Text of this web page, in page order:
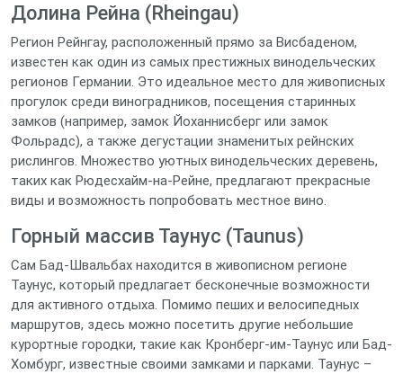
Долина Рейна (Rheingau)
Регион Рейнгау, расположенный прямо за Висбаденом,
известен как один из самых престижных винодельческих
регионов Германии. Это идеальное место для живописных
прогулок среди виноградников, посещения старинных
замков (например, замок Йоханнисберг или замок
Фольрадс), а также дегустации знаменитых рейнских
рислингов. Множество уютных винодельческих деревень,
таких как Рюдесхайм-на-Рейне, предлагают прекрасные
виды и возможность попробовать местное вино.
Горный массив Таунус (Taunus)
Сам Бад-Швальбах находится в живописном регионе
Таунус, который предлагает бесконечные возможности
для активного отдыха. Помимо пеших и велосипедных
маршрутов, здесь можно посетить другие небольшие
курортные городки, такие как Кронберг-им-Таунус или Бад-
Хомбург, известные своими замками и парками. Таунус –